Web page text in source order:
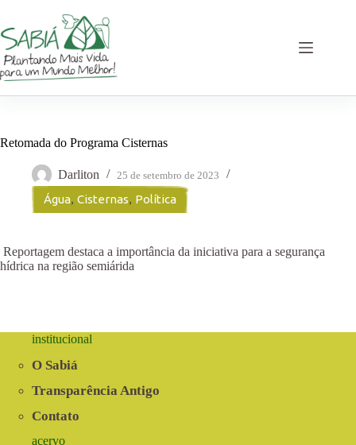
o
conteúdo
Retomada do Programa Cisternas
Darliton 25 de setembro de 2023
Água, Cisternas, Política
Reportagem destaca a importância da iniciativa para a segurança
hídrica na região semiárida
institucional
O Sabiá
Transparência Antigo
Contato
acervo